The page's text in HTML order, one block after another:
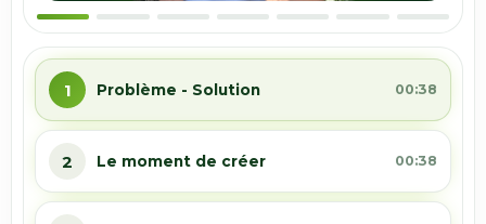
1 Problème - Solution 00:38
2 Le moment de créer 00:38